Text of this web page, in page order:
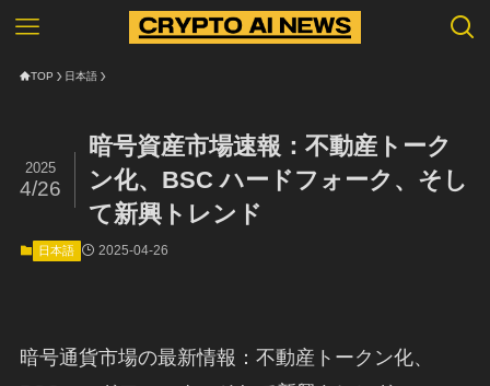
TOP 日本語
暗号資産市場速報：不動産トーク
ン化、BSC ハードフォーク、そし
て新興トレンド
2025
4/26
日本語 2025-04-26
暗号通貨市場の最新情報：不動産トークン化、